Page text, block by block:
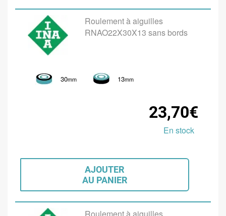
Roulement à aiguilles
RNAO22X30X13 sans bords
30mm 13mm
23,70€
En stock
AJOUTER
AU PANIER